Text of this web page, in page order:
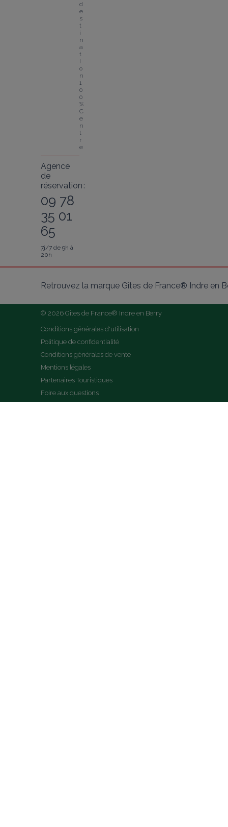
d
e
s
t
i
n
a
t
i
o
n
1
0
0
%
C
e
n
t
r
e
Agence
de
réservation :
09 78
35 01
65
7j/7 de 9h à
20h
Retrouvez la marque Gîtes de France® Indre en
© 2026 Gîtes de France® Indre en Berry
Conditions générales d'utilisation
Politique de confidentialité
Conditions générales de vente
Mentions légales
Partenaires Touristiques
Foire aux questions